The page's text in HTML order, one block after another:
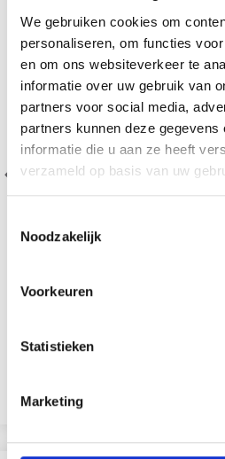
We gebruiken cookies om
personaliseren, om functies
en om ons websiteverkeer te
informatie over uw gebruik van
partners voor social media,
partners kunnen deze
informatie die u aan ze heeft
verzameld op basis van uw
Noodzakelijk
Voorkeuren
Statistieken
Marketing
EUR 10.15
Voeg toe aan winkelwagen